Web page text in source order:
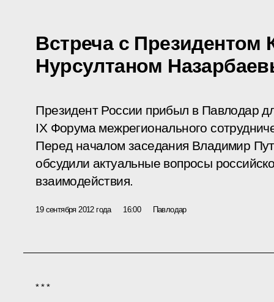
Встреча с Президентом
Нурсултаном
Президент России прибыл в Павлодар
IX Форума межрегионального
Перед началом заседания Владимир
обсудили актуальные вопросы
взаимодействия.
19 сентября 2012 года 16:00 Павлодар
* * *